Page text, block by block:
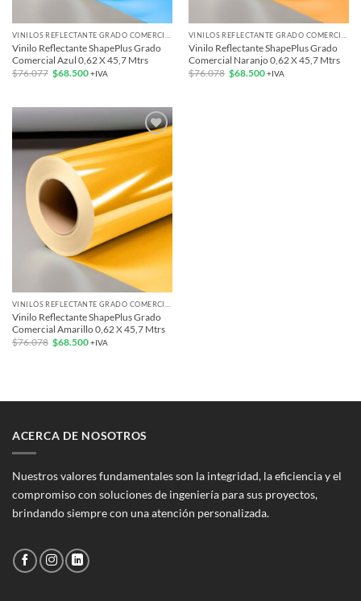
Vinilo Reflectante ShapePlus Grado
Comercial Azul 0,62 X 45,7 Mtrs
$76.077 El
precio
$76.077.
$68.500El
$68.500.
+IVA
Vinilo Reflectante ShapePlus Grado
Comercial Naranjo 0,62 X 45,7 Mtrs
$76.078 El
precio
$68.500El+IVA
Add to
VINILOS REFLECTANTE GRADO COMERCIAL
Vinilo Reflectante ShapePlus Grado
Comercial Amarillo 0,62 X 45,7 Mtrs
$76.078 El
precio
$68.500El+IVA
ACERCA DE NOSOTROS
Nuestros valores fundamentales son la integridad, la eficiencia y el
compromiso con soluciones de ingeniería para sus proyectos,
brindando siempre con una atención personalizada.